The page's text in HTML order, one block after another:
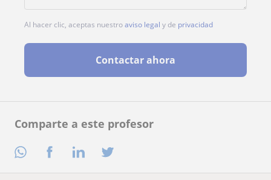
Comparte a este profesor
Al hacer clic, aceptas nuestroaviso legal y de privacidad
Contactar ahora